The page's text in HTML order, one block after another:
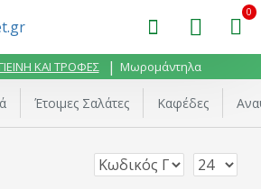
0
ΚΑΙ ΤΡΟΦΕΣ Μωρομάντηλα
Έτοιμες Σαλάτες Καφέδες